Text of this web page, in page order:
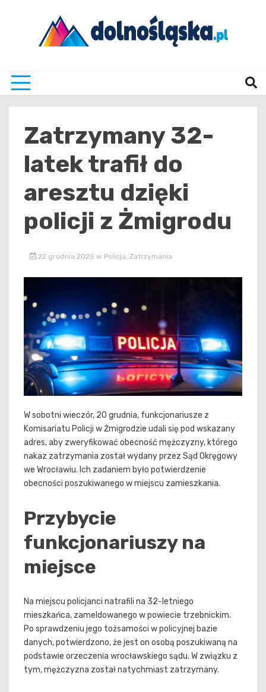
Zatrzymany 32-
latek trafił do
aresztu dzięki
policji z Żmigrodu
22 grudnia 2025 w Policja Zatrzymania
W sobotni wieczór, 20 grudnia, funkcjonariusze z
Komisariatu Policji w Żmigrodzie udali się pod wskazany
adres, aby zweryfikować obecność mężczyzny, którego
nakaz zatrzymania został wydany przez Sąd Okręgowy
we Wrocławiu. Ich zadaniem było potwierdzenie
obecności poszukiwanego w miejscu zamieszkania.
Przybycie
funkcjonariuszy na
miejsce
Na miejscu policjanci natrafili na 32-letniego
mieszkańca, zameldowanego w powiecie trzebnickim.
Po sprawdzeniu jego tożsamości w policyjnej bazie
danych, potwierdzono, że jest on osobą poszukiwaną na
podstawie orzeczenia wrocławskiego sądu. W związku z
tym, mężczyzna został natychmiast zatrzymany.